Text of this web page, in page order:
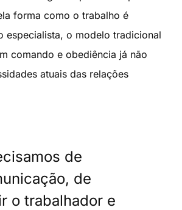
forma como o trabalho é
especialista, o modelo tradicional
comando e obediência já não
atuais das relações
de
de
o trabalhador e